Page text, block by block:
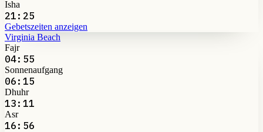
Isha
21:25
Gebetszeiten anzeigen
Virginia Beach
Fajr
04:55
Sonnenaufgang
06:15
Dhuhr
13:11
Asr
16:56